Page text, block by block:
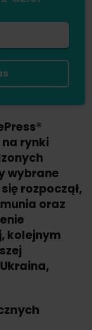
rynki
wybrane
rozpoczął,
oraz
kolejnym